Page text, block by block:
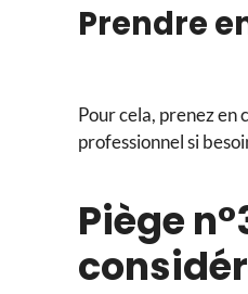
Prendre
Pour cela, prenez en
professionnel si
Piège